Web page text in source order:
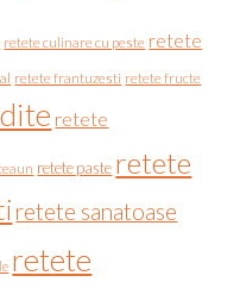
retete culinare cu peste retete
retete frantuzesti retete fructe
retete
retete paste retete
retete sanatoase
retete